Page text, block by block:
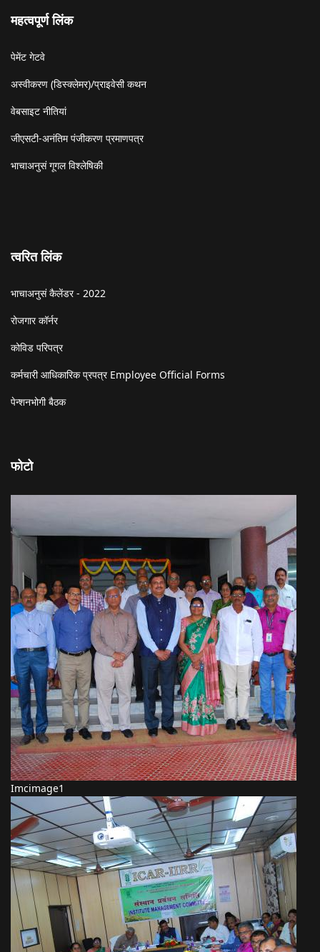
महत्वपूर्ण लिंक
पेमेंट गेटवे
अस्वीकरण (डिस्क्लेमर)/प्राइवेसी कथन
वेबसाइट नीतियां
जीएसटी-अनंतिम पंजीकरण प्रमाणपत्र
भाचाअनुसं गूगल विश्लेषिकी
त्वरित लिंक
भाचाअनुसं कैलेंडर - 2022
रोजगार कॉर्नर
कोविड परिपत्र
कर्मचारी आधिकारिक प्रपत्र Employee Official Forms
पेन्शनभोगी बैठक
फोटो
Imcimage1